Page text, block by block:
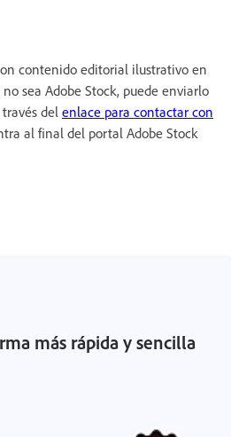
contenido editorial ilustrativo en
sea Adobe Stock, puede enviarlo
del enlace para contactar con
al final del portal Adobe Stock
más rápida y sencilla